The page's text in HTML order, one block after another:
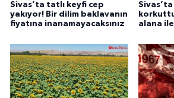
Sivas’ta tatlı keyfi cep
yakıyor! Bir dilim baklavanın
fiyatına inanamayacaksınız
Sivas’ta
alana